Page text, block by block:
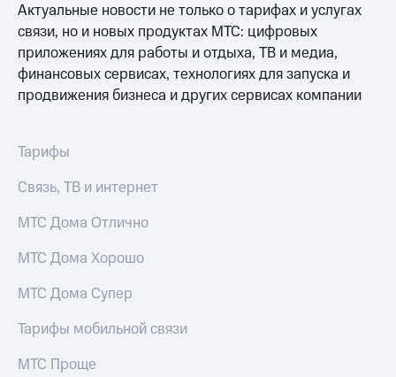
Пополнить
номер
МТС
Настройки
автоплатежа
оператора
Оплата
интернета
ТВ
Переводы
телефона
Актуальные новости не только о тарифах и услугах
связи, но и новых продуктах МТС: цифровых
приложениях для работы и отдыха, ТВ и медиа,
финансовых сервисах, технологиях для запуска и
продвижения бизнеса и других сервисах компании
Тарифы
Связь, ТВ и интернет
МТС Дома Отлично
МТС Дома Хорошо
МТС Дома Супер
Тарифы мобильной связи
МТС Проще